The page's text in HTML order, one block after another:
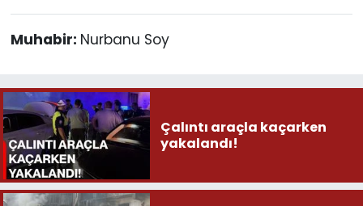
Muhabir: Nurbanu Soy
Çalıntı araçla kaçarken
yakalandı!